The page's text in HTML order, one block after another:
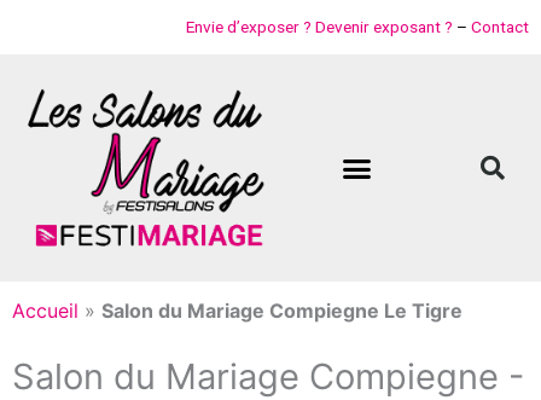
Envie d’exposer ? Devenir exposant ? – Contact
Accueil » Salon du Mariage Compiegne Le Tigre
Salon du Mariage Compiegne -